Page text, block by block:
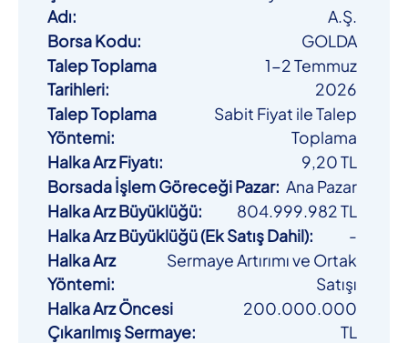
Adı:
A.Ş.
Borsa Kodu:
GOLDA
Talep Toplama
Tarihleri:
1-2 Temmuz
2026
Talep Toplama
Yöntemi:
Sabit Fiyat ile Talep
Toplama
Halka Arz Fiyatı:
9,20 TL
Borsada İşlem Göreceği Pazar: Ana Pazar
Halka Arz Büyüklüğü:
804.999.982 TL
Halka Arz Büyüklüğü (Ek Satış Dahil):
-
Halka Arz
Yöntemi:
Sermaye Artırımı ve Ortak
Satışı
Halka Arz Öncesi
Çıkarılmış Sermaye:
200.000.000
TL